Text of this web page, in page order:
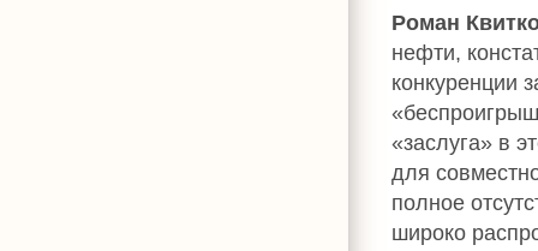
Роман
нефти,
конкуренции
«заслуга» в
для
полное
широко